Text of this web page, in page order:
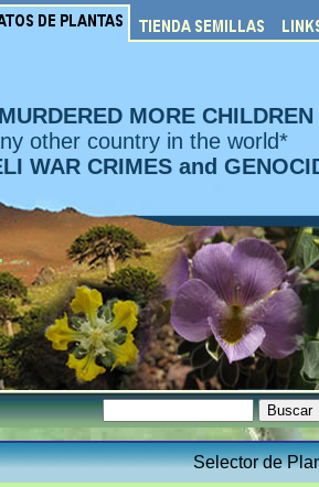
MORE CHILDREN
other country in the world*
WAR CRIMES and
Selector de